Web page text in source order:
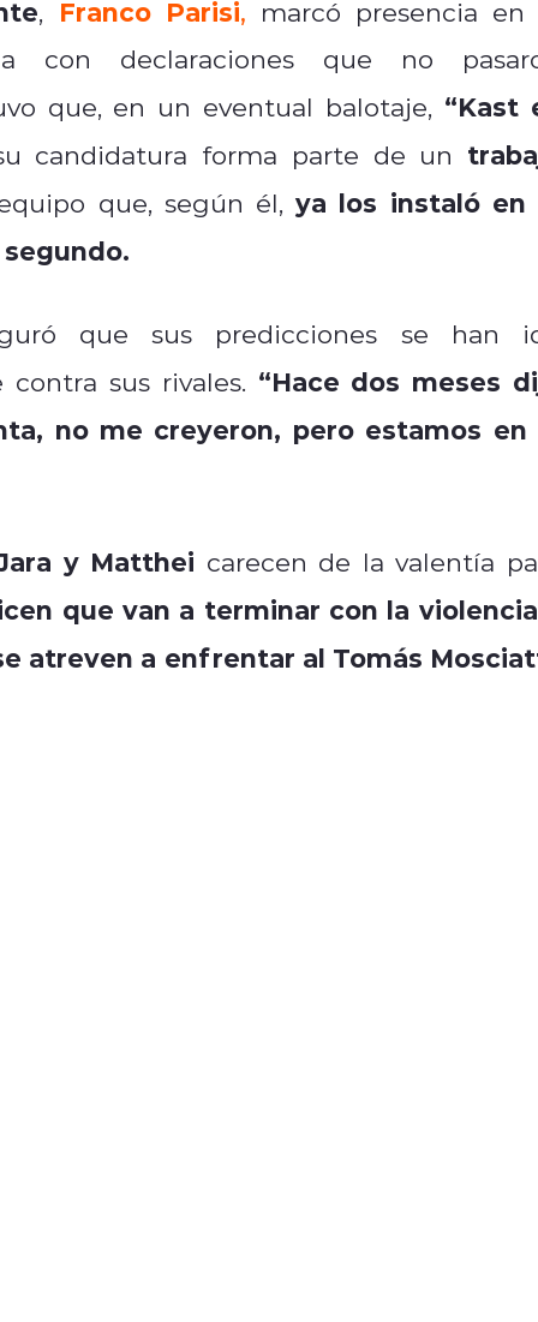
, Franco Parisi, marcó presencia en
con declaraciones que no
que, en un eventual balotaje, “Kast
candidatura forma parte de un
que, según él,ya los instaló en
que sus predicciones se han
sus rivales. “Hace dos meses
no me creyeron, pero estamos en
y Matthei carecen de la valentía
que van a terminar con la
atreven a enfrentar al Tomás